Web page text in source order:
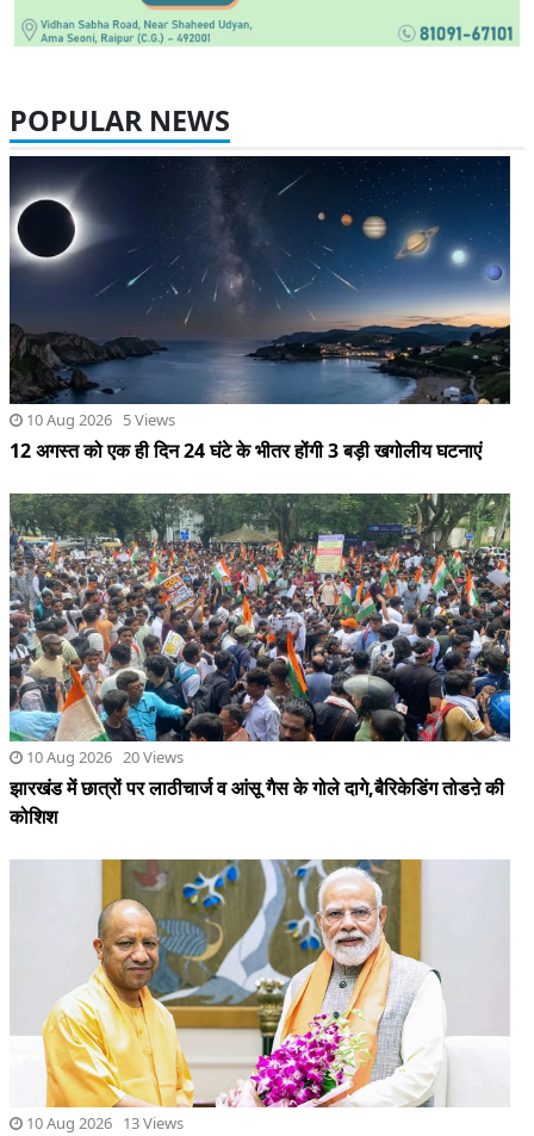
POPULAR NEWS
10 Aug 2026 5 Views
12 अगस्त को एक ही दिन 24 घंटे के भीतर होंगी 3 बड़ी खगोलीय घटनाएं
10 Aug 2026 20 Views
झारखंड में छात्रों पर लाठीचार्ज व आंसू गैस के गोले दागे,बैरिकेडिंग तोडऩे की
कोशिश
10 Aug 2026 13 Views